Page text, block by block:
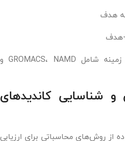
هدف
هدف
نرم‌افزارهای معروف در این زمینه شامل GROMACS، NAMD و
و شناسایی کاندیدهای
از روش‌های محاسباتی برای ارزیابی